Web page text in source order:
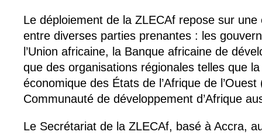
Le déploiement de la ZLECAf repose sur
entre diverses parties prenantes : les
l’Union africaine, la Banque africaine de
que des organisations régionales telles que
économique des États de l’Afrique de
Communauté de développement d’Afrique
Le Secrétariat de la ZLECAf, basé à Accra,